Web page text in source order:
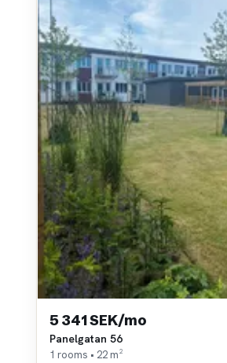
5 341 SEK/mo
Panelgatan 56
1 rooms • 22 m²